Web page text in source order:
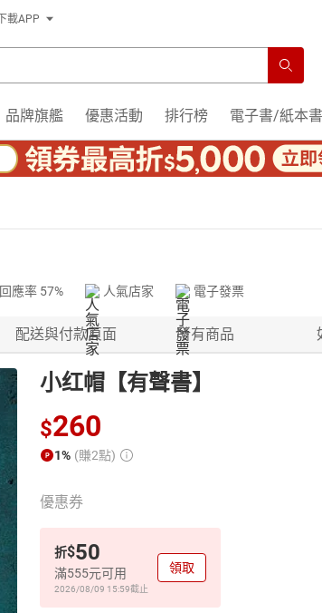
下載APP
品牌旗艦 優惠活動 排行榜 電子書/紙本書
回應率 57% 人氣店家 電子發票
配送與付款頁面 所有商品
小红帽【有聲書】
$260
1% (賺2點)
優惠券
折$50
滿555元可用
2026/08/09 15:59截止
領取